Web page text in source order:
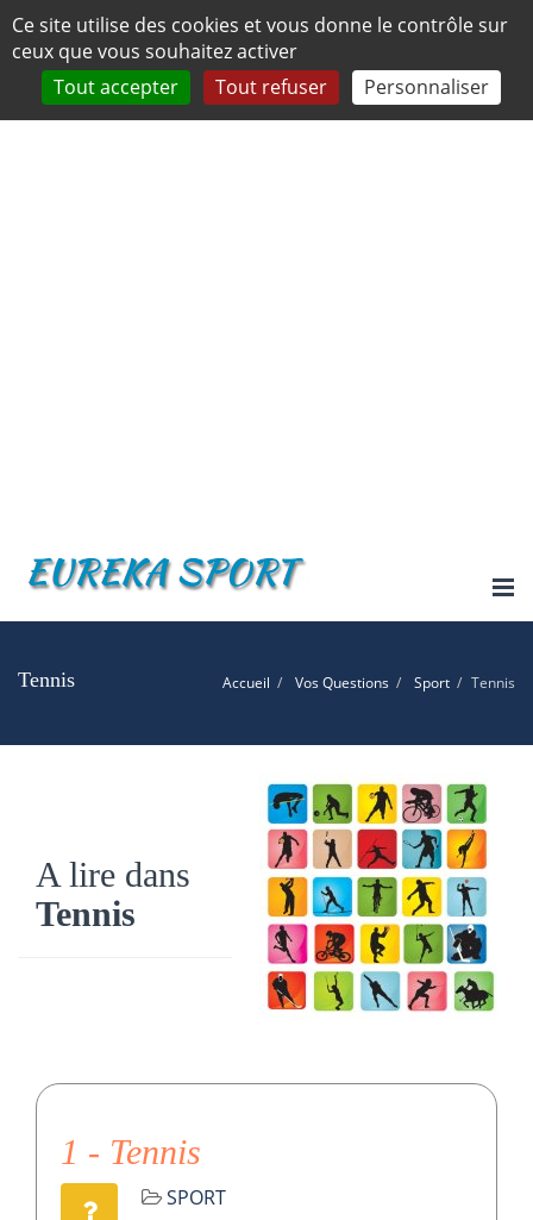
Tennis Accueil Vos Questions Sport Tennis
A lire dans
Tennis
1 - Tennis
SPORT
Panneau de gestion des cookies
Ce site utilise des cookies et vous donne le contrôle sur
ceux que vous souhaitez activer
Tout accepter
Tout refuser Personnaliser